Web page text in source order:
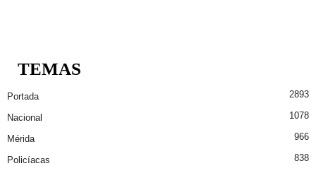
TEMAS
Portada 2893
Nacional 1078
Mérida 966
Policíacas 838